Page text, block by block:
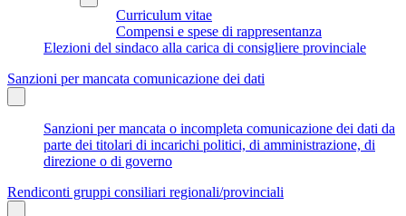
Curriculum vitae
Compensi e spese di rappresentanza
Elezioni del sindaco alla carica di consigliere provinciale
Sanzioni per mancata comunicazione dei dati
Sanzioni per mancata o incompleta comunicazione dei dati da
parte dei titolari di incarichi politici, di amministrazione, di
direzione o di governo
Rendiconti gruppi consiliari regionali/provinciali